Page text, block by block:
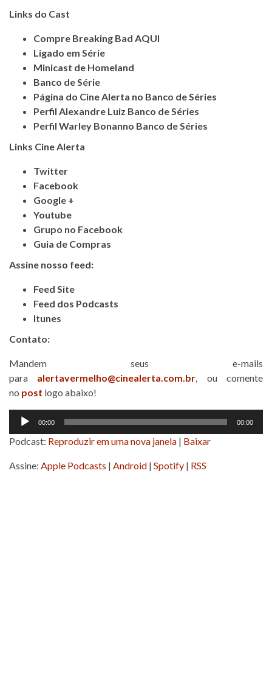
Links do Cast
Compre Breaking Bad AQUI
Ligado em Série
Minicast de Homeland
Banco de Série
Página do Cine Alerta no Banco de Séries
Perfil Alexandre Luiz Banco de Séries
Perfil Warley Bonanno Banco de Séries
Links Cine Alerta
Twitter
Facebook
Google +
Youtube
Grupo no Facebook
Guia de Compras
Assine nosso feed:
Feed Site
Feed dos Podcasts
Itunes
Contato:
Mandem seus e-mails
para alertavermelho@cinealerta.com.br, ou comente
no post logo abaixo!
Tocador
áudio
00:00 00:00
Podcast: Reproduzir em uma nova janela | Baixar
Assine: Apple Podcasts | Android | Spotify | RSS